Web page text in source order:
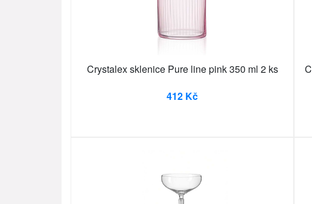
Crystalex sklenice Pure line pink 350 ml 2 ks
412 Kč